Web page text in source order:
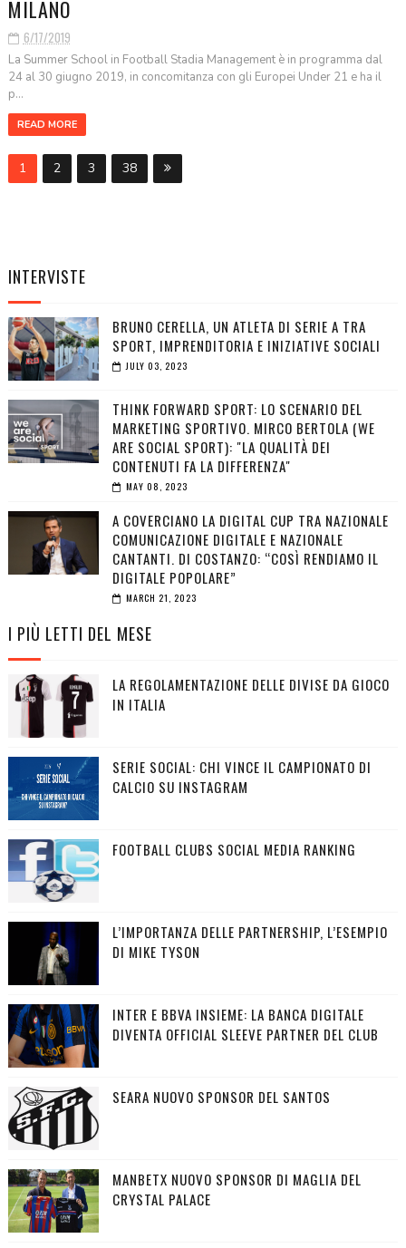
MILANO
6/17/2019
La Summer School in Football Stadia Management è in programma dal
24 al 30 giugno 2019, in concomitanza con gli Europei Under 21 e ha il
p...
READ MORE
1 2 3 38
INTERVISTE
BRUNO CERELLA, UN ATLETA DI SERIE A TRA
SPORT, IMPRENDITORIA E INIZIATIVE SOCIALI
JULY 03, 2023
THINK FORWARD SPORT: LO SCENARIO DEL
MARKETING SPORTIVO. MIRCO BERTOLA (WE
ARE SOCIAL SPORT): "LA QUALITÀ DEI
CONTENUTI FA LA DIFFERENZA"
MAY 08, 2023
A COVERCIANO LA DIGITAL CUP TRA NAZIONALE
COMUNICAZIONE DIGITALE E NAZIONALE
CANTANTI. DI COSTANZO: “COSÌ RENDIAMO IL
DIGITALE POPOLARE”
MARCH 21, 2023
I PIÙ LETTI DEL MESE
LA REGOLAMENTAZIONE DELLE DIVISE DA GIOCO
IN ITALIA
SERIE SOCIAL: CHI VINCE IL CAMPIONATO DI
CALCIO SU INSTAGRAM
FOOTBALL CLUBS SOCIAL MEDIA RANKING
L’IMPORTANZA DELLE PARTNERSHIP, L’ESEMPIO
DI MIKE TYSON
INTER E BBVA INSIEME: LA BANCA DIGITALE
DIVENTA OFFICIAL SLEEVE PARTNER DEL CLUB
SEARA NUOVO SPONSOR DEL SANTOS
MANBETX NUOVO SPONSOR DI MAGLIA DEL
CRYSTAL PALACE